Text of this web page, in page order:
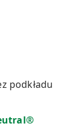
podkładu